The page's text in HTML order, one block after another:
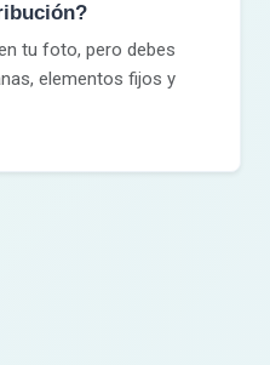
tu foto, pero debes
elementos fijos y